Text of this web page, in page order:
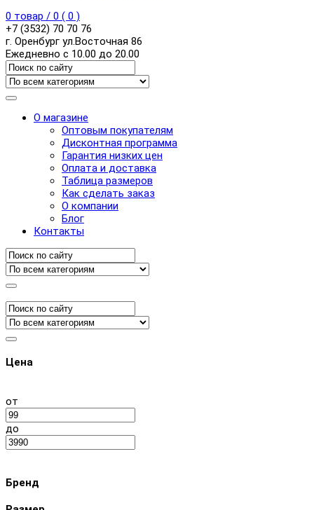
0 товар / 0 ( 0 )
+7 (3532) 70 70 76
г. Оренбург ул.Восточная 86
Ежедневно с 10.00 до 20.00
О магазине
Оптовым покупателям
Дисконтная программа
Гарантия низких цен
Оплата и доставка
Таблица размеров
Как сделать заказ
О компании
Блог
Контакты
Цена
от
до
Бренд